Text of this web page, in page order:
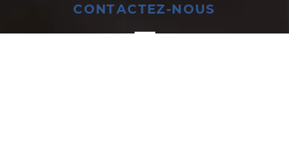
CONTACTEZ-NOUS